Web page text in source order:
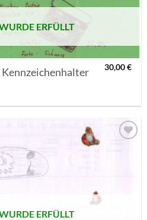
ERFÜLLT
30,00€
AUF MEINE
ERFÜLLT